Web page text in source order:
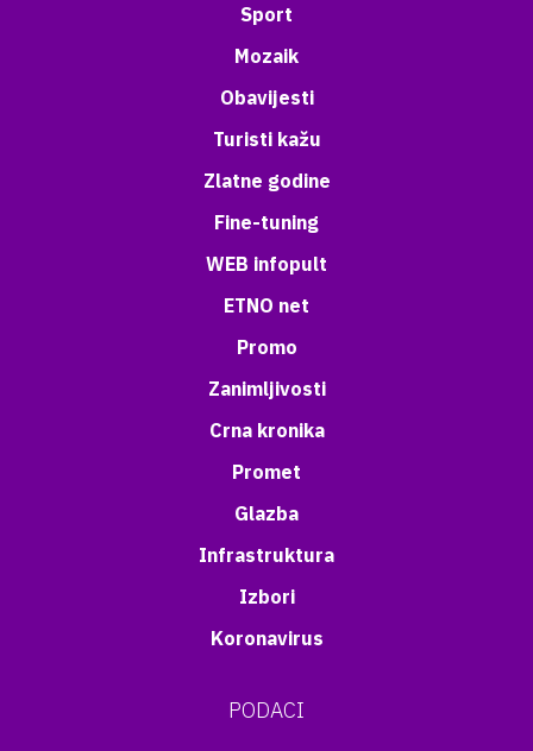
Sport
Mozaik
Obavijesti
Turisti kažu
Zlatne godine
Fine-tuning
WEB infopult
ETNO net
Promo
Zanimljivosti
Crna kronika
Promet
Glazba
Infrastruktura
Izbori
Koronavirus
PODACI